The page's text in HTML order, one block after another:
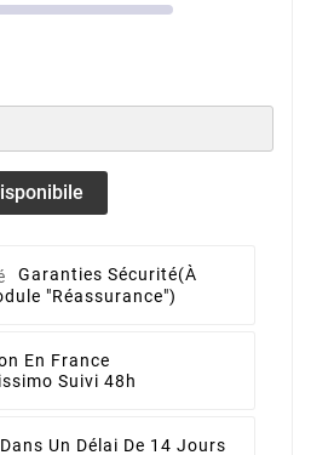
Garanties Sécurité(à
"Réassurance")
En France
Suivi 48h
Dans Un Délai De 14 Jours